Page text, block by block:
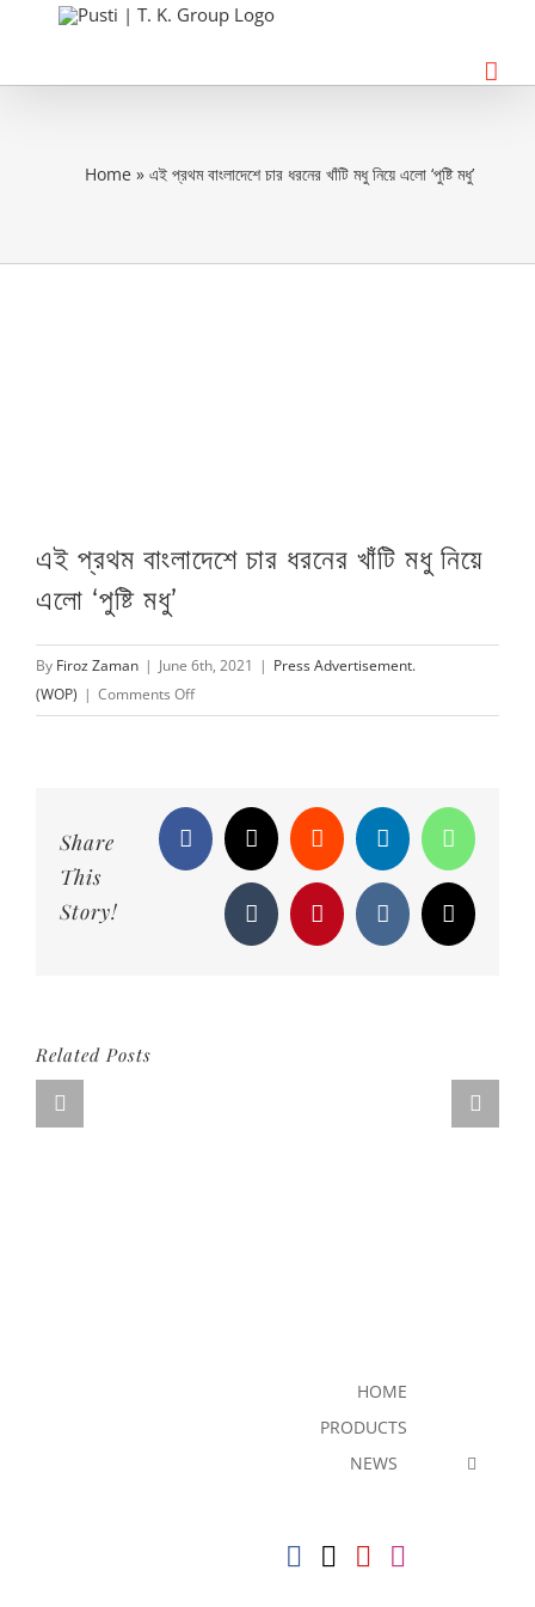
content
Home » এই প্রথম বাংলাদেশে চার ধরনের খাঁটি মধু নিয়ে এলো ‘পুষ্টি মধু’
Larger
Image
এই প্রথম বাংলাদেশে চার ধরনের খাঁটি মধু নিয়ে
এলো ‘পুষ্টি মধু’
By Firoz Zaman | June 6th, 2021 | Press Advertisement.
(WOP) | Comments Offon
এই
চার
ধরনের
খাঁটি
Share
This
Story!
Facebook
X Reddit LinkedIn
TumblrPinterestVk Email
Related Posts
HOME
PRODUCTS
NEWS